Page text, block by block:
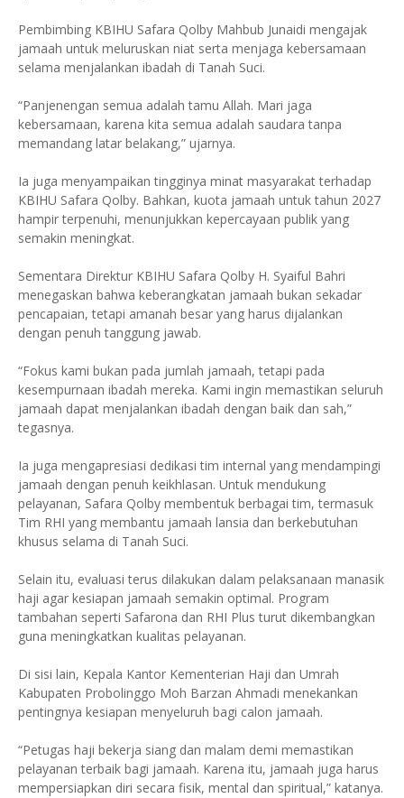
Pembimbing KBIHU Safara Qolby Mahbub Junaidi mengajak
jamaah untuk meluruskan niat serta menjaga kebersamaan
selama menjalankan ibadah di Tanah Suci.
“Panjenengan semua adalah tamu Allah. Mari jaga
kebersamaan, karena kita semua adalah saudara tanpa
memandang latar belakang,” ujarnya.
Ia juga menyampaikan tingginya minat masyarakat terhadap
KBIHU Safara Qolby. Bahkan, kuota jamaah untuk tahun 2027
hampir terpenuhi, menunjukkan kepercayaan publik yang
semakin meningkat.
Sementara Direktur KBIHU Safara Qolby H. Syaiful Bahri
menegaskan bahwa keberangkatan jamaah bukan sekadar
pencapaian, tetapi amanah besar yang harus dijalankan
dengan penuh tanggung jawab.
“Fokus kami bukan pada jumlah jamaah, tetapi pada
kesempurnaan ibadah mereka. Kami ingin memastikan seluruh
jamaah dapat menjalankan ibadah dengan baik dan sah,”
tegasnya.
Ia juga mengapresiasi dedikasi tim internal yang mendampingi
jamaah dengan penuh keikhlasan. Untuk mendukung
pelayanan, Safara Qolby membentuk berbagai tim, termasuk
Tim RHI yang membantu jamaah lansia dan berkebutuhan
khusus selama di Tanah Suci.
Selain itu, evaluasi terus dilakukan dalam pelaksanaan manasik
haji agar kesiapan jamaah semakin optimal. Program
tambahan seperti Safarona dan RHI Plus turut dikembangkan
guna meningkatkan kualitas pelayanan.
Di sisi lain, Kepala Kantor Kementerian Haji dan Umrah
Kabupaten Probolinggo Moh Barzan Ahmadi menekankan
pentingnya kesiapan menyeluruh bagi calon jamaah.
“Petugas haji bekerja siang dan malam demi memastikan
pelayanan terbaik bagi jamaah. Karena itu, jamaah juga harus
mempersiapkan diri secara fisik, mental dan spiritual,” katanya.